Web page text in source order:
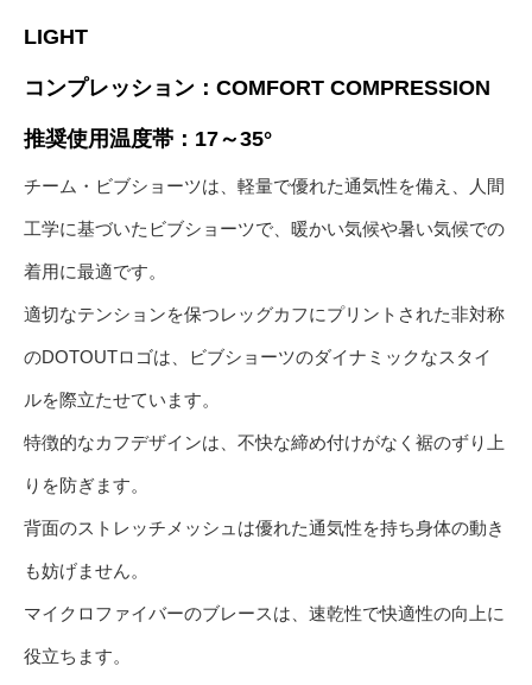
LIGHT
コンプレッション：COMFORT COMPRESSION
推奨使用温度帯：17～35°
チーム・ビブショーツは、軽量で優れた通気性を備え、人間
工学に基づいたビブショーツで、暖かい気候や暑い気候での
着用に最適です。
適切なテンションを保つレッグカフにプリントされた非対称
のDOTOUTロゴは、ビブショーツのダイナミックなスタイ
ルを際立たせています。
特徴的なカフデザインは、不快な締め付けがなく裾のずり上
りを防ぎます。
背面のストレッチメッシュは優れた通気性を持ち身体の動き
も妨げません。
マイクロファイバーのブレースは、速乾性で快適性の向上に
役立ちます。